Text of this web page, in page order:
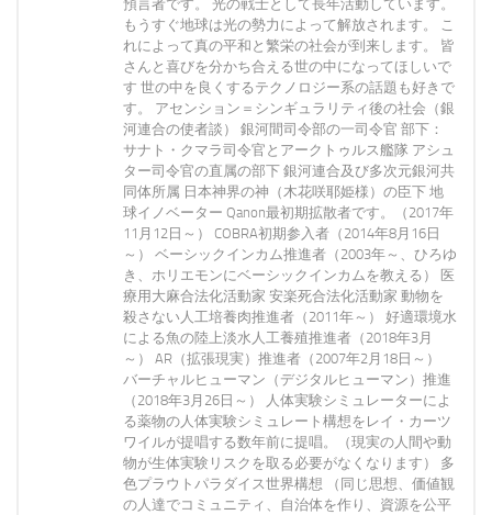
預言者です。 光の戦士として長年活動しています。
もうすぐ地球は光の勢力によって解放されます。 こ
れによって真の平和と繁栄の社会が到来します。 皆
さんと喜びを分かち合える世の中になってほしいで
す 世の中を良くするテクノロジー系の話題も好きで
す。 アセンション＝シンギュラリティ後の社会（銀
河連合の使者談） 銀河間司令部の一司令官 部下：
サナト・クマラ司令官とアークトゥルス艦隊 アシュ
ター司令官の直属の部下 銀河連合及び多次元銀河共
同体所属 日本神界の神（木花咲耶姫様）の臣下 地
球イノベーター Qanon最初期拡散者です。（2017年
11月12日～） COBRA初期参入者（2014年8月16日
～） ベーシックインカム推進者（2003年～、ひろゆ
き、ホリエモンにベーシックインカムを教える） 医
療用大麻合法化活動家 安楽死合法化活動家 動物を
殺さない人工培養肉推進者（2011年～） 好適環境水
による魚の陸上淡水人工養殖推進者（2018年3月
～） AR（拡張現実）推進者（2007年2月18日～）
バーチャルヒューマン（デジタルヒューマン）推進
（2018年3月26日～） 人体実験シミュレーターによ
る薬物の人体実験シミュレート構想をレイ・カーツ
ワイルが提唱する数年前に提唱。（現実の人間や動
物が生体実験リスクを取る必要がなくなります） 多
色プラウトパラダイス世界構想 （同じ思想、価値観
の人達でコミュニティ、自治体を作り、資源を公平